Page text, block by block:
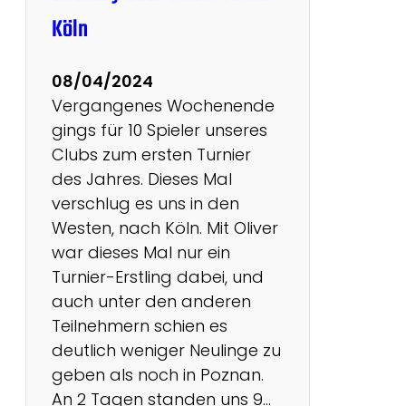
Köln
08/04/2024
Vergangenes Wochenende
gings für 10 Spieler unseres
Clubs zum ersten Turnier
des Jahres. Dieses Mal
verschlug es uns in den
Westen, nach Köln. Mit Oliver
war dieses Mal nur ein
Turnier-Erstling dabei, und
auch unter den anderen
Teilnehmern schien es
deutlich weniger Neulinge zu
geben als noch in Poznan.
An 2 Tagen standen uns 9…